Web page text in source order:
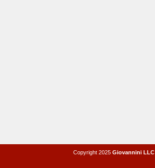
Copyright 2025 Giovannini LLC